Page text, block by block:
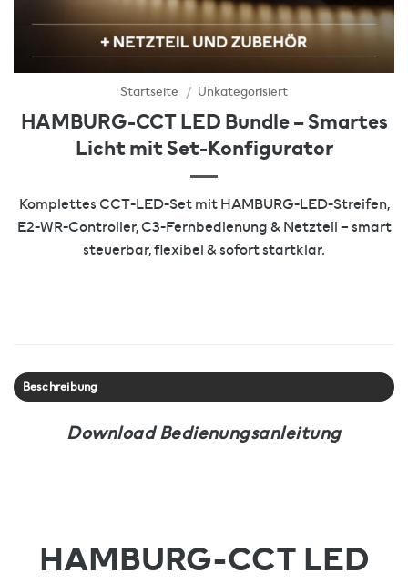
Startseite / Unkategorisiert
HAMBURG-CCT LED Bundle – Smartes
Licht mit Set-Konfigurator
Komplettes CCT-LED-Set mit HAMBURG-LED-Streifen,
E2-WR-Controller, C3-Fernbedienung & Netzteil – smart
steuerbar, flexibel & sofort startklar.
Beschreibung
Download Bedienungsanleitung
HAMBURG-CCT LED